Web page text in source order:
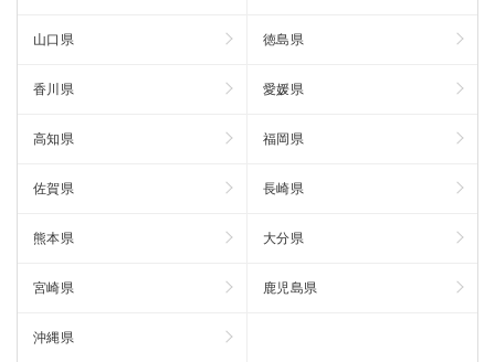
山口県 徳島県
香川県 愛媛県
高知県 福岡県
佐賀県 長崎県
熊本県 大分県
宮崎県 鹿児島県
沖縄県